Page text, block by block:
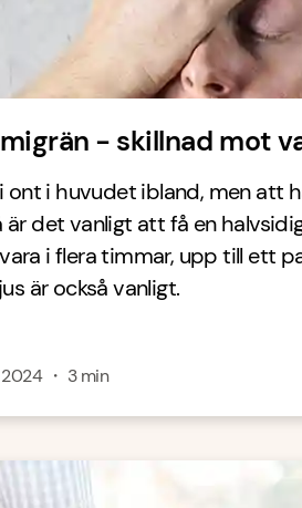
- skillnad mot
ont i huvudet ibland, men att
är det vanligt att få en
i flera timmar, upp till ett
är också vanligt.
2024・ 3min